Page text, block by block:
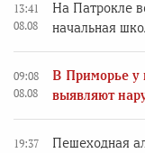
13:41
08.08
На Патрокле
начальная
09:08
08.08
В Приморье у
выявляют
19:37
Пешеходная